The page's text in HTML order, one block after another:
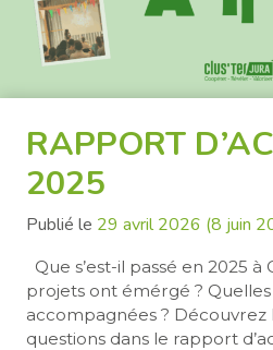
RAPPORT
2025
Publié le 29 avril 2026 (8 juin
Que s’est-il passé en 2025 à
projets ont émérgé ?
accompagnées ? Découvrez
questions dans le rapport